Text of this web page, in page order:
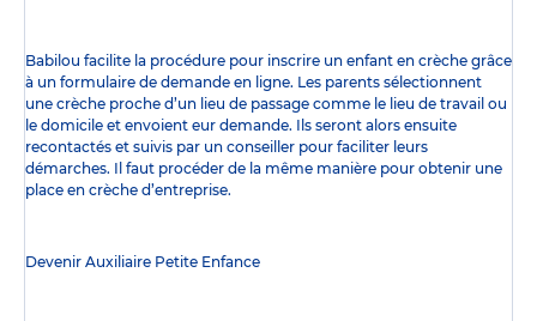
Babilou facilite la procédure pour inscrire un enfant en crèche grâce
à un formulaire de demande en ligne. Les parents sélectionnent
une crèche proche d’un lieu de passage comme le lieu de travail ou
le domicile et envoient eur demande. Ils seront alors ensuite
recontactés et suivis par un conseiller pour faciliter leurs
démarches. Il faut procéder de la même manière pour obtenir une
place en crèche d’entreprise.
Devenir Auxiliaire Petite Enfance